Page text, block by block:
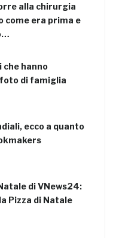
alla chirurgia
come era prima e
che hanno
di famiglia
ecco a quanto
di VNews24:
Pizza di Natale